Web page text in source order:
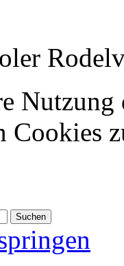
Nutzung
Cookies